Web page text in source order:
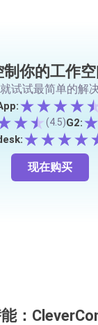
你的工作空
试试最简单的解
(4.5)G2:
现在购买
：